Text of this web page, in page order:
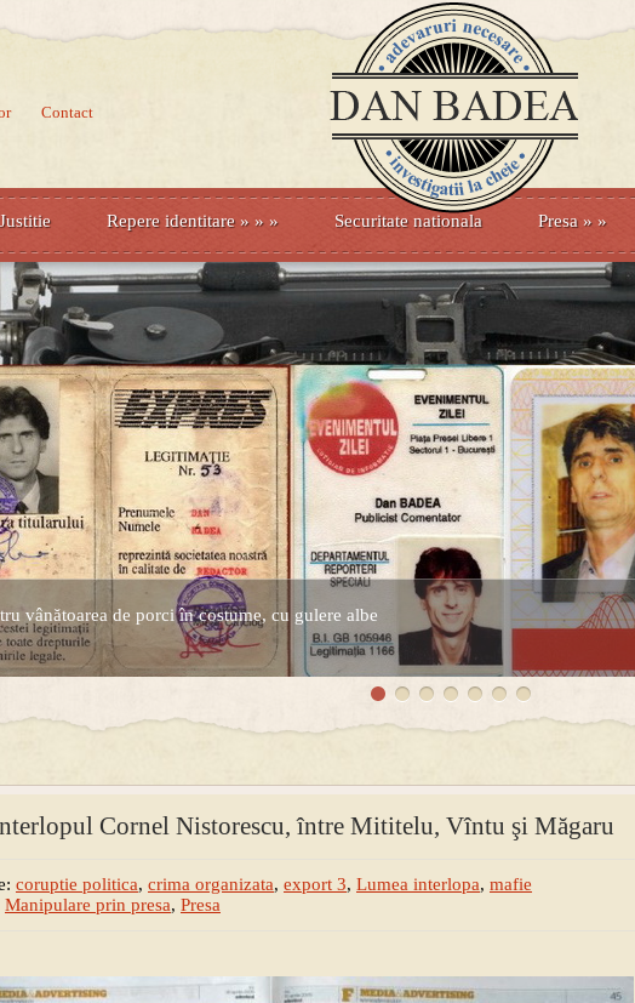
Contact
Justitie Repere identitare » » » Securitate nationala Presa » »
vânătoarea de porci în costume, cu gulere albe
publicata (Nemira)
prima lucrare despre controversatele conturi secrete ale Securitatii.
Cornel Nistorescu, între Mititelu, Vîntu şi Măgaru
coruptie politica, crima organizata, export 3, Lumea interlopa, mafie
Manipulare prin presa, Presa